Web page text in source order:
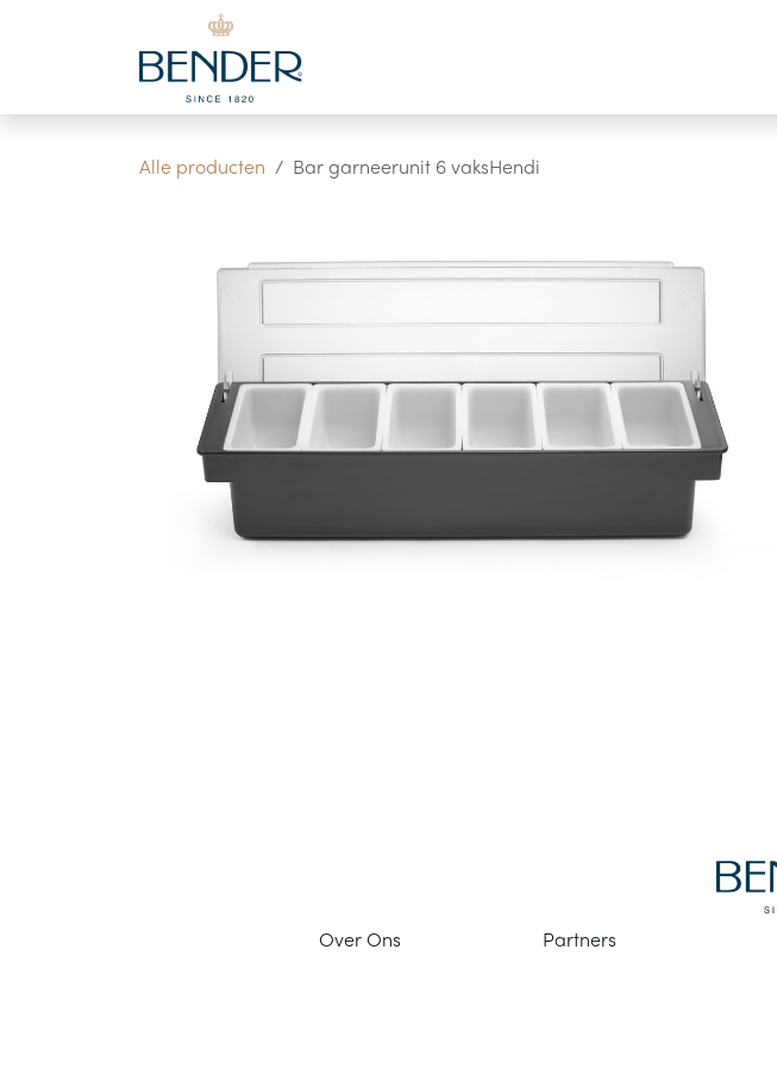
Overslaan naar inhoud
Alle producten Bar garneerunit 6 vaksHendi
Partners
Over Ons